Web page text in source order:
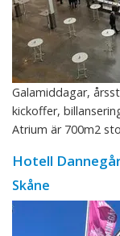
Galamiddagar,
kickoffer,
Atrium är 700m2
Hotell
Skåne